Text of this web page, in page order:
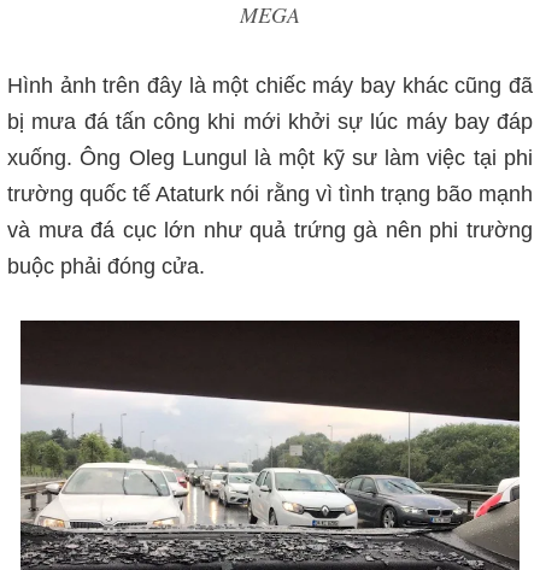
Hình ảnh trên đây là một chiếc máy bay khác cũng đã
bị mưa đá tấn công khi mới khởi sự lúc máy bay đáp
xuống. Ông Oleg Lungul là một kỹ sư làm việc tại phi
trường quốc tế Ataturk nói rằng vì tình trạng bão mạnh
và mưa đá cục lớn như quả trứng gà nên phi trường
buộc phải đóng cửa.